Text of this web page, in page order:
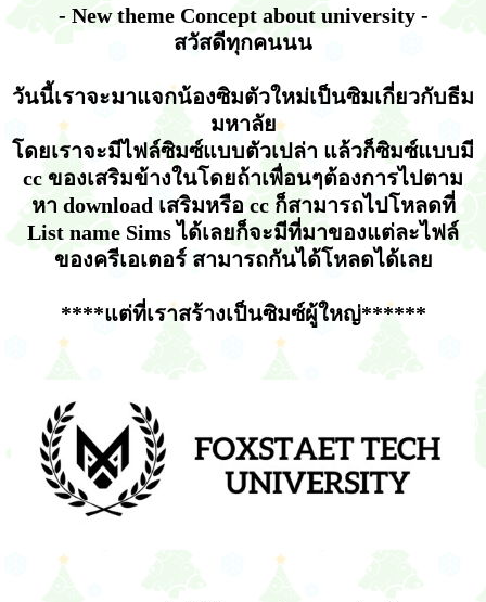
- New theme Concept about university -
สวัสดีทุกคนนน
วันนี้เราจะมาแจกน้องซิมตัวใหม่เป็นซิมเกี่ยวกับธีม
มหาลัย
โดยเราจะมีไฟล์ซิมซ์แบบตัวเปล่า แล้วก็ซิมซ์แบบมี
cc ของเสริมข้างในโดยถ้าเพื่อนๆต้องการไปตาม
หา download เสริมหรือ cc ก็สามารถไปโหลดที่
List name Sims ได้เลยก็จะมีที่มาของแต่ละไฟล์
ของครีเอเตอร์ สามารถกันได้โหลดได้เลย
****แต่ที่เราสร้างเป็นซิมซ์ผู้ใหญ่******